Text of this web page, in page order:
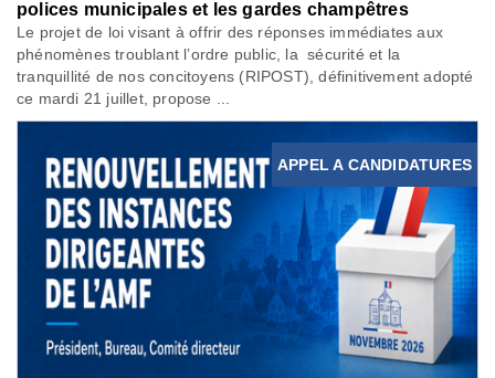
polices municipales et les gardes champêtres
Le projet de loi visant à offrir des réponses immédiates aux
phénomènes troublant l’ordre public, la sécurité et la
tranquillité de nos concitoyens (RIPOST), définitivement adopté
ce mardi 21 juillet, propose ...
APPEL A CANDIDATURES